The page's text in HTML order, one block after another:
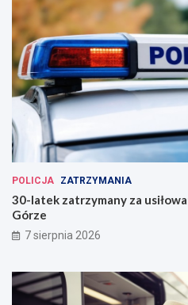
POLICJA ZATRZYMANIA
30-latek zatrzymany za
Górze
7 sierpnia 2026